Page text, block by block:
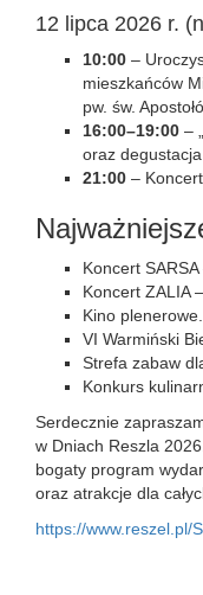
12 lipca 2026 r.
10:00 –
mieszkańców
pw. św.
16:00–19:00 –
oraz
21:00 –
Koncert
Koncert ZALIA
Kino plenerowe.
VI Warmiński
Strefa zabaw
Konkurs
Serdecznie
w Dniach Reszla
bogaty program
oraz atrakcje dla
https://www.reszel.pl/